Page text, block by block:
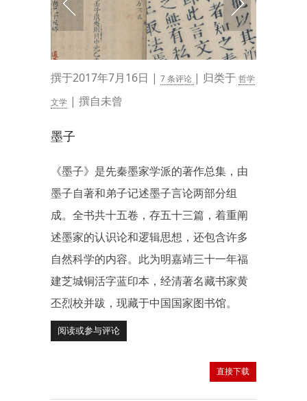
撰于2017年7月16日 | 7 条评论 | 归类于 哲学
文学 | 撰自未曾
墨子
《墨子》是先秦墨家学派的著作总集，由
墨子自著和弟子记述墨子言论两部分组
成。全书共十五卷，存五十三篇，着重阐
述墨家的认识论和逻辑思想，还包含许多
自然科学的内容。此为明嘉靖三十一年福
建芝城铜活字蓝印本，经清著名藏书家黄
丕烈校并跋，现藏于中国国家图书馆。
阅读或参与评论
直接下载